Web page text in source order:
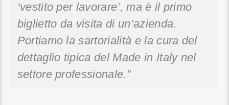
‘vestito per lavorare’, ma è il primo
biglietto da visita di un’azienda.
Portiamo la sartorialità e la cura del
dettaglio tipica del Made in Italy nel
settore professionale.”